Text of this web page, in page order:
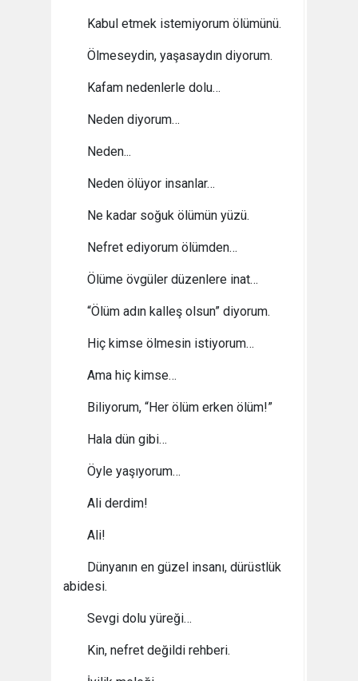
Kabul etmek istemiyorum ölümünü.
Ölmeseydin, yaşasaydın diyorum.
Kafam nedenlerle dolu…
Neden diyorum…
Neden...
Neden ölüyor insanlar…
Ne kadar soğuk ölümün yüzü.
Nefret ediyorum ölümden…
Ölüme övgüler düzenlere inat…
“Ölüm adın kalleş olsun” diyorum.
Hiç kimse ölmesin istiyorum…
Ama hiç kimse…
Biliyorum, “Her ölüm erken ölüm!”
Hala dün gibi…
Öyle yaşıyorum…
Ali derdim!
Ali!
Dünyanın en güzel insanı, dürüstlük
abidesi.
Sevgi dolu yüreği…
Kin, nefret değildi rehberi.